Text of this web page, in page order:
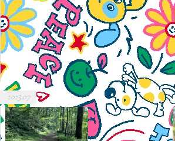
2023.07